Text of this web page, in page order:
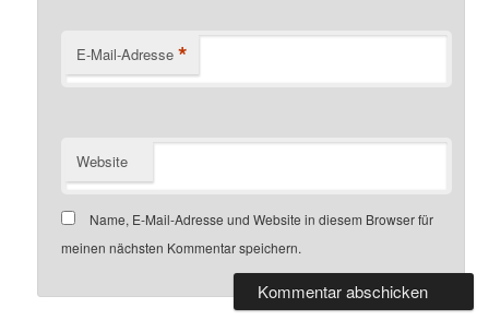
E-Mail-Adresse *
Website
Name, E-Mail-Adresse und Website in diesem Browser für
meinen nächsten Kommentar speichern.